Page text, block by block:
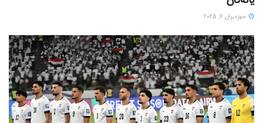
حوزه‌یران 7, 2025